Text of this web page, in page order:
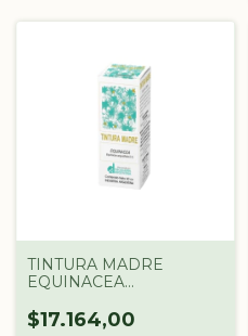
TINTURA MADRE
EQUINACEA
ARGENTINA X 60 CC
$17.164,00